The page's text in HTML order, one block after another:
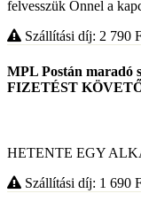
felvesszük Önnel a
Szállítási díj: 2 790
MPL Postán maradó
FIZETÉST
HETENTE EGY
Szállítási díj: 1 690